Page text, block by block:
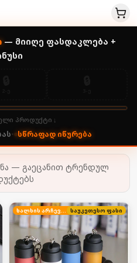
— მიიღე ფასდაკლება +
პროდუქტი ↓
• სწრაფად იწურება
— გაეცანით ტრენდულ
ხალხის არჩევანი საუკეთესო ფასი